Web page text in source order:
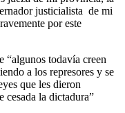
justicialista de mi
por este
todavía creen
a los represores y se
que les dieron
cesada la dictadura”